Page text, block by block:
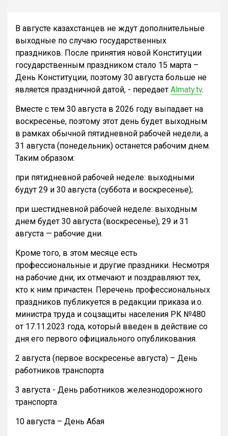
В августе казахстанцев не ждут дополнительные
выходные по случаю государственных
праздников. После принятия новой Конституции
государственным праздником стало 15 марта –
День Конституции, поэтому 30 августа больше не
является праздничной датой, - передает Almaty.tv.
Вместе с тем 30 августа в 2026 году выпадает на
воскресенье, поэтому этот день будет выходным
в рамках обычной пятидневной рабочей недели, а
31 августа (понедельник) останется рабочим днем.
Таким образом:
при пятидневной рабочей неделе: выходными
будут 29 и 30 августа (суббота и воскресенье);
при шестидневной рабочей неделе: выходным
днем будет 30 августа (воскресенье), 29 и 31
августа — рабочие дни.
Кроме того, в этом месяце есть
профессиональные и другие праздники. Несмотря
на рабочие дни, их отмечают и поздравляют тех,
кто к ним причастен. Перечень профессиональных
праздников публикуется в редакции приказа и.о.
министра труда и соцзащиты населения РК №480
от 17.11.2023 года, который введен в действие со
дня его первого официального опубликования.
2 августа (первое воскресенье августа) – День
работников транспорта
3 августа - День работников железнодорожного
транспорта
10 августа – День Абая